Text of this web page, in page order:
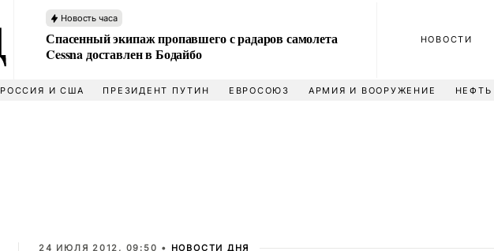
Новость часа
Спасенный экипаж пропавшего с радаров самолета
Cessna доставлен в Бодайбо
НОВОСТИ
РОССИЯ И США ПРЕЗИДЕНТ ПУТИН ЕВРОСОЮЗ АРМИЯ И ВООРУЖЕНИЕ НЕФТЬ
24 ИЮЛЯ 2012, 09:50 • НОВОСТИ ДНЯ